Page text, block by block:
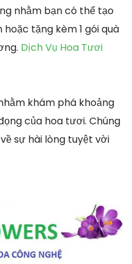
nhằm bạn có thể tạo
tặng kèm 1 gói quà
Dịch Vụ Hoa Tươi
khám phá khoảng
của hoa tươi. Chúng
sự hài lòng tuyệt vời